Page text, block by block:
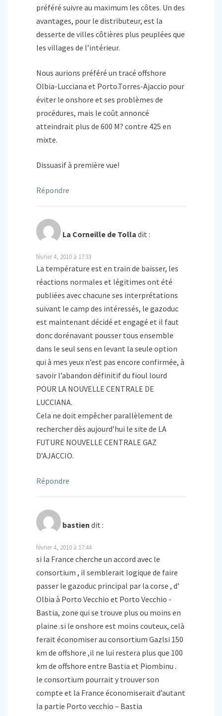
préféré suivre au maximum les côtes. Un des
avantages, pour le distributeur, est la
desserte de villes côtières plus peuplées que
les villages de l’intérieur.
Nous aurions préféré un tracé offshore
Olbia-Lucciana et Porto.Torres-Ajaccio pour
éviter le onshore et ses problèmes de
procédures, mais le coût annoncé
atteindrait plus de 600 M? contre 425 en
mixte.
Dissuasif à première vue!
Répondre
La Corneille de Tolla dit :
février 4, 2010 à 17:33
La température est en train de baisser, les
réactions normales et légitimes ont été
publiées avec chacune ses interprétations
suivant le camp des intéressés, le gazoduc
est maintenant décidé et engagé et il faut
donc dorénavant pousser tous ensemble
dans le seul sens en levant la seule option
qui à mes yeux n’est pas encore confirmée, à
savoir l’abandon définitif du fioul lourd
POUR LA NOUVELLE CENTRALE DE
LUCCIANA.
Cela ne doit empêcher parallèlement de
rechercher dès aujourd’hui le site de LA
FUTURE NOUVELLE CENTRALE GAZ
D’AJACCIO.
Répondre
bastien dit :
février 4, 2010 à 17:44
si la France cherche un accord avec le
consortium , il semblerait logique de faire
passer le gazoduc principal par la corse , d’
Olbia à Porto Vecchio et Porto Vecchio -
Bastia, zone qui se trouve plus ou moins en
plaine .si le onshore est moins couteux, celà
ferait économiser au consortium Gazlsi 150
km de offshore ,il ne lui restera plus que 100
km de offshore entre Bastia et Piombinu .
le consortium pourrait y trouver son
compte et la France économiserait d’autant
la partie Porto vecchio – Bastia